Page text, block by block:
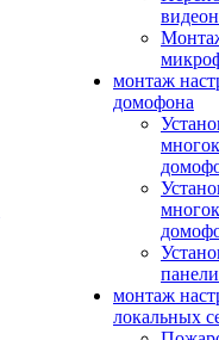
монтаж
домофона
панели
монтаж
локальных